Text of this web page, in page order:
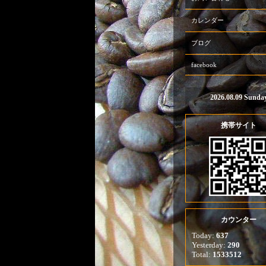
カレンダー
ブログ
facebook
2026.08.09
携帯サイト
カウンター
Today:637
Yesterday: 290
Total: 1533512